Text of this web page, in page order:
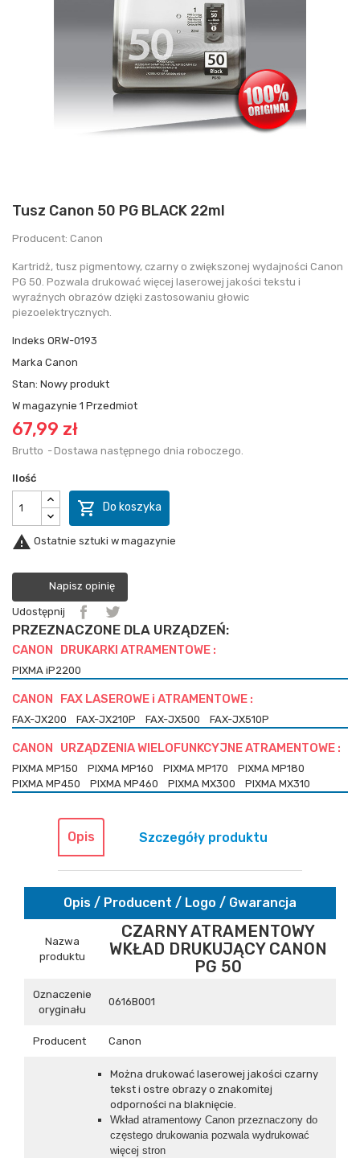
Tusz Canon 50 PG BLACK 22ml
Producent: Canon
Kartridż, tusz pigmentowy, czarny o zwiększonej wydajności Canon
PG 50. Pozwala drukować więcej laserowej jakości tekstu i
wyraźnych obrazów dzięki zastosowaniu głowic
piezoelektrycznych.
Indeks ORW-0193
Marka Canon
Stan: Nowy produkt
W magazynie 1 Przedmiot
67,99 zł
Brutto Dostawa następnego dnia roboczego.
Ilość
 Do koszyka
 Ostatnie sztuki w magazynie
Napisz opinię
Udostępnij
PRZEZNACZONE DLA URZĄDZEŃ:
CANON DRUKARKI ATRAMENTOWE :
PIXMA iP2200
CANON FAX LASEROWE i ATRAMENTOWE :
FAX-JX200 FAX-JX210P FAX-JX500 FAX-JX510P
CANON URZĄDZENIA WIELOFUNKCYJNE ATRAMENTOWE :
PIXMA MP150 PIXMA MP160 PIXMA MP170
PIXMA MP180
PIXMA MP450
PIXMA MP460 PIXMA MX300 PIXMA MX310
Opis Szczegóły produktu
Opis / Producent / Logo / Gwarancja
Nazwa
produktu
CZARNY ATRAMENTOWY
WKŁAD DRUKUJĄCY CANON
PG 50
Oznaczenie
oryginału
0616B001
Producent Canon
Można drukować laserowej jakości czarny
tekst i ostre obrazy o znakomitej
odporności na blaknięcie.
Wkład atramentowy Canon przeznaczony do
częstego drukowania pozwala wydrukować
więcej stron